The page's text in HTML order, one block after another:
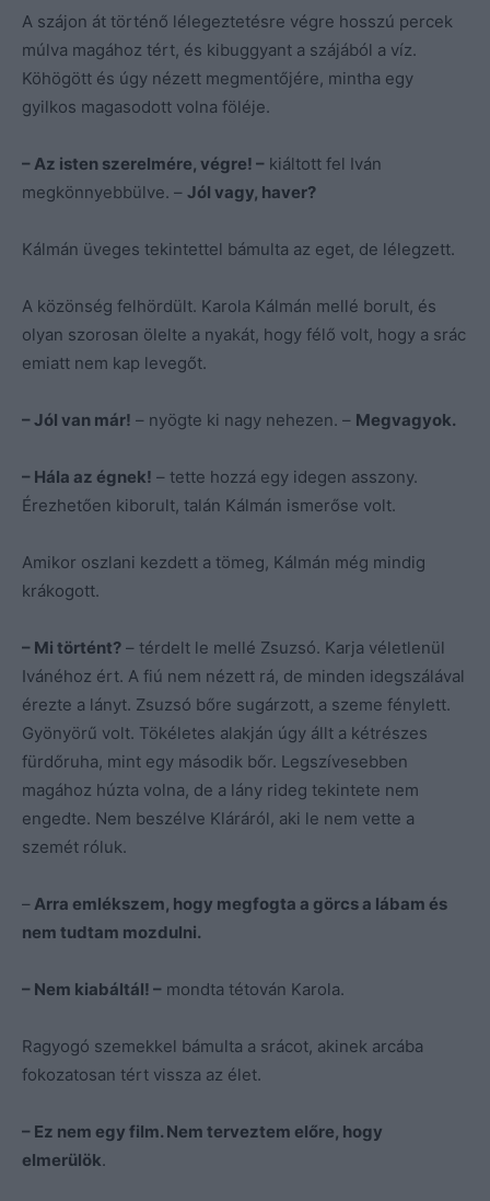
A szájon át történő lélegeztetésre végre hosszú percek
múlva magához tért, és kibuggyant a szájából a víz.
Köhögött és úgy nézett megmentőjére, mintha egy
gyilkos magasodott volna föléje.
– Az isten szerelmére, végre! – kiáltott fel Iván
megkönnyebbülve. – Jól vagy, haver?
Kálmán üveges tekintettel bámulta az eget, de lélegzett.
A közönség felhördült. Karola Kálmán mellé borult, és
olyan szorosan ölelte a nyakát, hogy félő volt, hogy a srác
emiatt nem kap levegőt.
– Jól van már! – nyögte ki nagy nehezen. – Megvagyok.
– Hála az égnek! – tette hozzá egy idegen asszony.
Érezhetően kiborult, talán Kálmán ismerőse volt.
Amikor oszlani kezdett a tömeg, Kálmán még mindig
krákogott.
– Mi történt? – térdelt le mellé Zsuzsó. Karja véletlenül
Ivánéhoz ért. A fiú nem nézett rá, de minden idegszálával
érezte a lányt. Zsuzsó bőre sugárzott, a szeme fénylett.
Gyönyörű volt. Tökéletes alakján úgy állt a kétrészes
fürdőruha, mint egy második bőr. Legszívesebben
magához húzta volna, de a lány rideg tekintete nem
engedte. Nem beszélve Kláráról, aki le nem vette a
szemét róluk.
– Arra emlékszem, hogy megfogta a görcs a lábam és
nem tudtam mozdulni.
– Nem kiabáltál! – mondta tétován Karola.
Ragyogó szemekkel bámulta a srácot, akinek arcába
fokozatosan tért vissza az élet.
– Ez nem egy film. Nem terveztem előre, hogy
elmerülök.